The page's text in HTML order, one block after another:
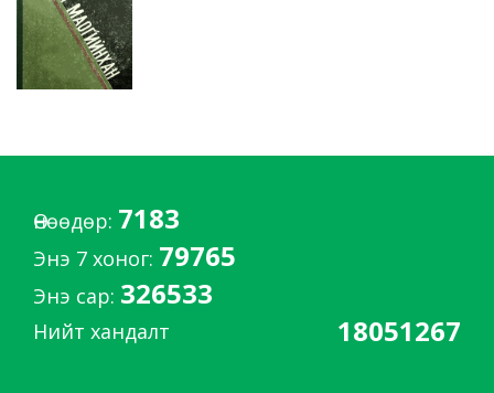
Өнөөдөр: 7183
Энэ 7 хоног: 79765
Энэ сар: 326533
Нийт хандалт 18051267